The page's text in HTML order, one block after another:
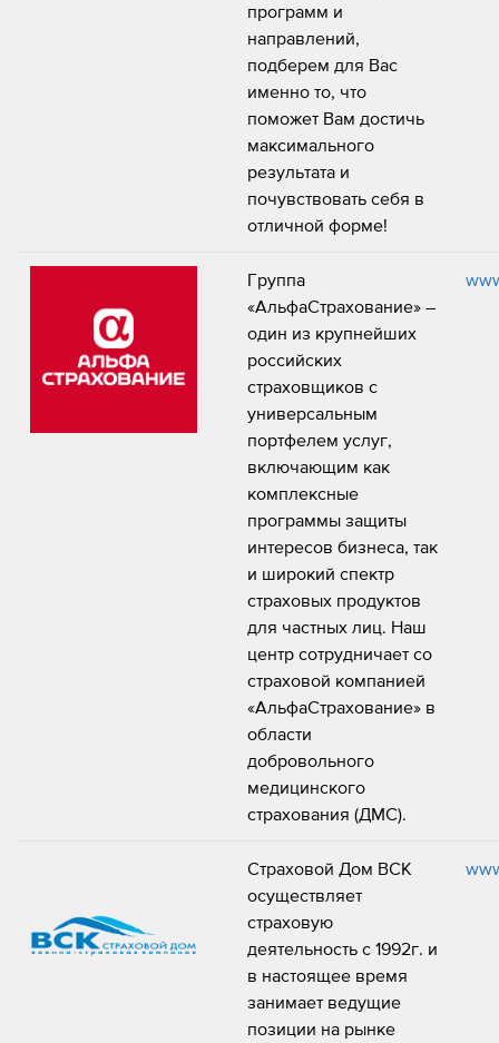
программ и
направлений,
подберем для Вас
именно то, что
поможет Вам достичь
максимального
результата и
почувствовать себя в
отличной форме!
Группа
«АльфаСтрахование» –
один из крупнейших
российских
страховщиков с
универсальным
портфелем услуг,
включающим как
комплексные
программы защиты
интересов бизнеса, так
и широкий спектр
страховых продуктов
для частных лиц. Наш
центр сотрудничает со
страховой компанией
«АльфаСтрахование» в
области
добровольного
медицинского
страхования (ДМС).
Страховой Дом ВСК
осуществляет
страховую
деятельность с 1992г. и
в настоящее время
занимает ведущие
позиции на рынке